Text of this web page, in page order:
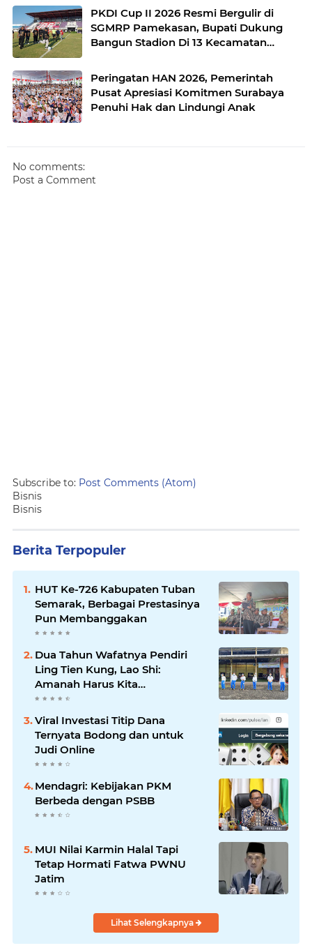
PKDI Cup II 2026 Resmi Bergulir di
SGMRP Pamekasan, Bupati Dukung
Bangun Stadion Di 13 Kecamatan
Peringatan HAN 2026, Pemerintah
Pusat Apresiasi Komitmen Surabaya
Penuhi Hak dan Lindungi Anak
No comments:
Post a Comment
Subscribe to: Post Comments (Atom)
Bisnis
Bisnis
Berita Terpopuler
HUT Ke-726 Kabupaten Tuban
Semarak, Berbagai Prestasinya
Pun Membanggakan
Dua Tahun Wafatnya Pendiri
Ling Tien Kung, Lao Shi:
Amanah Harus Kita
Laksanakan!
Viral Investasi Titip Dana
Ternyata Bodong dan untuk
Judi Online
Mendagri: Kebijakan PKM
Berbeda dengan PSBB
MUI Nilai Karmin Halal Tapi
Tetap Hormati Fatwa PWNU
Jatim
Lihat Selengkapnya